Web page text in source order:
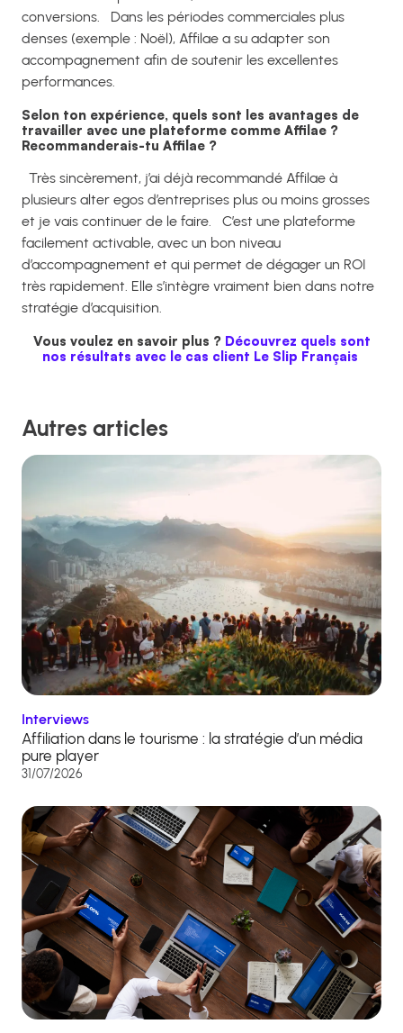
conversions. Dans les périodes commerciales plus
denses (exemple : Noël), Affilae a su adapter son
accompagnement afin de soutenir les excellentes
performances.
Selon ton expérience, quels sont les avantages de
travailler avec une plateforme comme Affilae ?
Recommanderais-tu Affilae ?
Très sincèrement, j’ai déjà recommandé Affilae à
plusieurs alter egos d’entreprises plus ou moins grosses
et je vais continuer de le faire. C’est une plateforme
facilement activable, avec un bon niveau
d’accompagnement et qui permet de dégager un ROI
très rapidement. Elle s’intègre vraiment bien dans notre
stratégie d’acquisition.
Vous voulez en savoir plus ? Découvrez quels sont
nos résultats avec le cas client Le Slip Français
Autres articles
Interviews
Affiliation dans le tourisme : la stratégie d’un média
pure player
31/07/2026